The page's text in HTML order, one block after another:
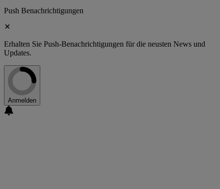
Push Benachrichtigungen
Erhalten Sie Push-Benachrichtigungen für die neusten News und
Updates.
Anmelden